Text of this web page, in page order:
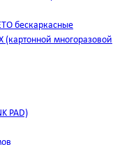
бескаркасные
многоразовой
PAD)